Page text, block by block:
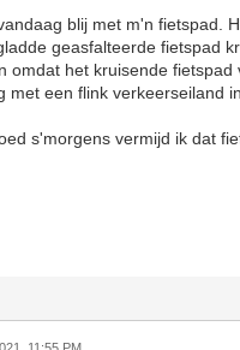
blij met m'n fietspad.
geasfalteerde fietspad
omdat het kruisende
met een flink verkeerseiland
s'morgens vermijd ik dat